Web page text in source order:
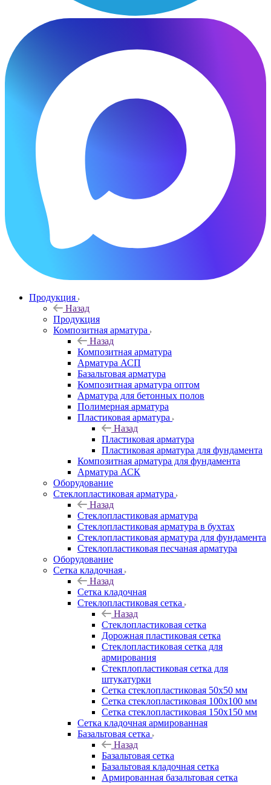
Продукция
Назад
Продукция
Композитная арматура
Назад
Композитная арматура
Арматура АСП
Базальтовая арматура
Композитная арматура оптом
Арматура для бетонных полов
Полимерная арматура
Пластиковая арматура
Назад
Пластиковая арматура
Пластиковая арматура для фундамента
Композитная арматура для фундамента
Арматура АСК
Оборудование
Cтеклопластиковая арматура
Назад
Cтеклопластиковая арматура
Стеклопластиковая арматура в бухтах
Стеклопластиковая арматура для фундамента
Стеклопластиковая песчаная арматура
Оборудование
Сетка кладочная
Назад
Сетка кладочная
Стеклопластиковая сетка
Назад
Стеклопластиковая сетка
Дорожная пластиковая сетка
Стеклопластиковая сетка для
армирования
Стекплопластиковая сетка для
штукатурки
Сетка стеклопластиковая 50x50 мм
Сетка стеклопластиковая 100x100 мм
Сетка стеклопластиковая 150x150 мм
Сетка кладочная армированная
Базальтовая сетка
Назад
Базальтовая сетка
Базальтовая кладочная сетка
Армированная базальтовая сетка